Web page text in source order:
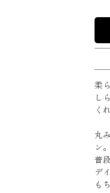
柔
し
く
丸
ン
普
デ
も